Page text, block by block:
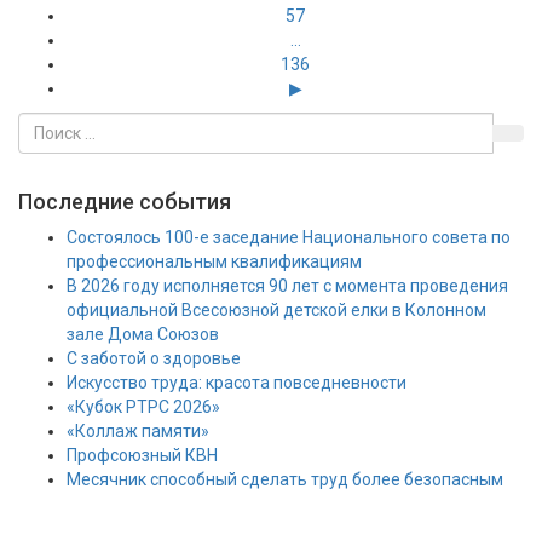
57
136
▶
Последние события
Состоялось 100-е заседание Национального совета по
профессиональным квалификациям
В 2026 году исполняется 90 лет с момента проведения
официальной Всесоюзной детской елки в Колонном
зале Дома Союзов
С заботой о здоровье
Искусство труда: красота повседневности
«Кубок РТРС 2026»
«Коллаж памяти»
Профсоюзный КВН
Месячник способный сделать труд более безопасным